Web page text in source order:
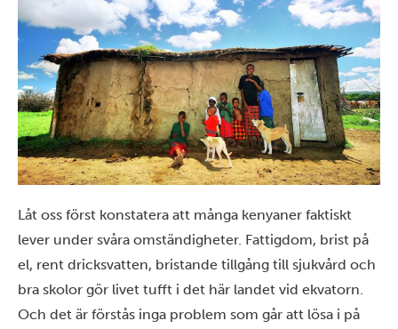
Låt oss först konstatera att många kenyaner faktiskt
lever under svåra omständigheter. Fattigdom, brist på
el, rent dricksvatten, bristande tillgång till sjukvård och
bra skolor gör livet tufft i det här landet vid ekvatorn.
Och det är förstås inga problem som går att lösa i på